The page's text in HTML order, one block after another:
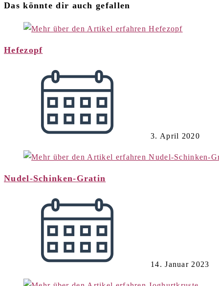
Das könnte dir auch gefallen
Hefezopf
3. April 2020
Nudel-Schinken-Gratin
14. Januar 2023